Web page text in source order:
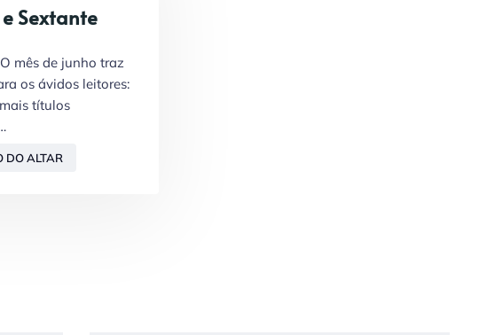
Sextante
mês de junho traz
os ávidos leitores:
títulos
DO ALTAR